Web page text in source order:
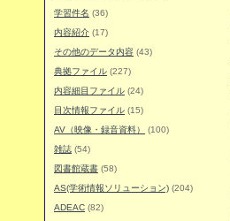
学習件名 (36)
内容紹介 (17)
その他のデータ内容 (43)
典拠ファイル (227)
内容細目ファイル (24)
目次情報ファイル (15)
AV（映像・録音資料）
(100)
雑誌 (54)
図書館蔵書 (58)
AS(学術情報ソリューション) (204)
ADEAC (82)